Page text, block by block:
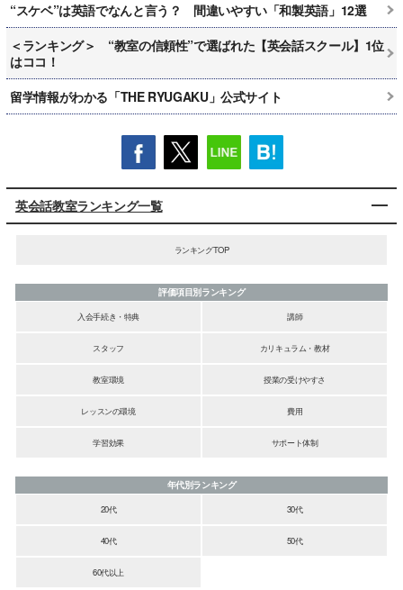
“スケベ”は英語でなんと言う？ 間違いやすい「和製英語」12選
＜ランキング＞ “教室の信頼性”で選ばれた【英会話スクール】1位
はココ！
留学情報がわかる「THE RYUGAKU」公式サイト
英会話教室ランキング一覧
ランキングTOP
評価項目別ランキング
入会手続き・特典
講師
スタッフ カリキュラム・教材
教室環境 授業の受けやすさ
レッスンの環境 費用
学習効果 サポート体制
年代別ランキング
20代
30代
40代 50代
60代以上